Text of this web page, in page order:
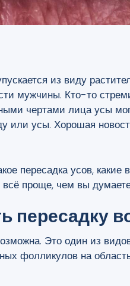
из виду
мужчины. Кто-то
чертами лица усы
или усы. Хорошая
пересадка усов,
всё проще, чем вы
пересадку
. Это один из
фолликулов на